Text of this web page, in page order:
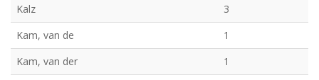
Kalz
3
Kam, van de
1
Kam, van der
1